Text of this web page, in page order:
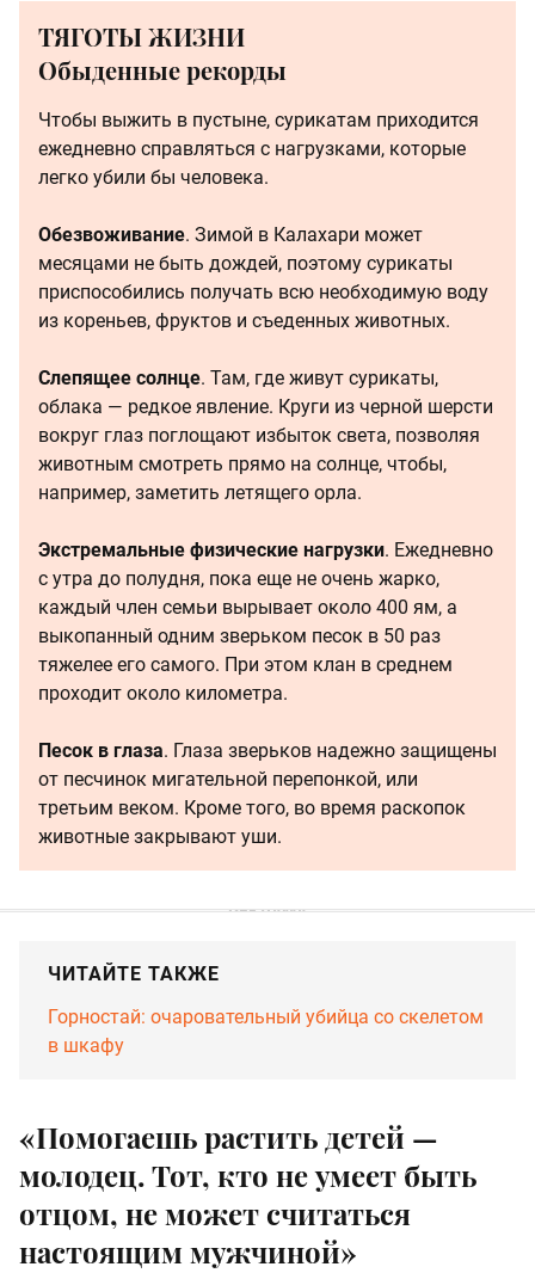
ТЯГОТЫ ЖИЗНИ
Обыденные рекорды
Чтобы выжить в пустыне, сурикатам приходится
ежедневно справляться с нагрузками, которые
легко убили бы человека.
Обезвоживание. Зимой в Калахари может
месяцами не быть дождей, поэтому сурикаты
приспособились получать всю необходимую воду
из кореньев, фруктов и съеденных животных.
Слепящее солнце. Там, где живут сурикаты,
облака — редкое явление. Круги из черной шерсти
вокруг глаз поглощают избыток света, позволяя
животным смотреть прямо на солнце, чтобы,
например, заметить летящего орла.
Экстремальные физические нагрузки. Ежедневно
с утра до полудня, пока еще не очень жарко,
каждый член семьи вырывает около 400 ям, а
выкопанный одним зверьком песок в 50 раз
тяжелее его самого. При этом клан в среднем
проходит около километра.
Песок в глаза. Глаза зверьков надежно защищены
от песчинок мигательной перепонкой, или
третьим веком. Кроме того, во время раскопок
животные закрывают уши.
ЧИТАЙТЕ ТАКЖЕ
Горностай: очаровательный убийца со скелетом
в шкафу
«Помогаешь растить детей —
молодец. Тот, кто не умеет быть
отцом, не может считаться
настоящим мужчиной»